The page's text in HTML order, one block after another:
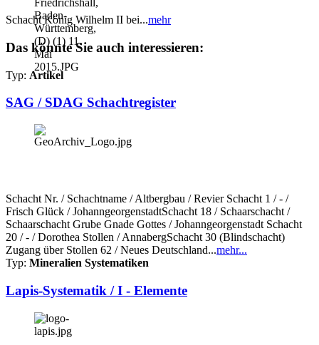
Schacht König Wilhelm II bei...mehr
Das könnte Sie auch interessieren:
Typ: Artikel
SAG / SDAG Schachtregister
Schacht Nr. / Schachtname / Altbergbau / Revier Schacht 1 / - /
Frisch Glück / JohanngeorgenstadtSchacht 18 / Schaarschacht /
Schaarschacht Grube Gnade Gottes / Johanngeorgenstadt Schacht
20 / - / Dorothea Stollen / AnnabergSchacht 30 (Blindschacht)
Zugang über Stollen 62 / Neues Deutschland...mehr...
Typ: Mineralien Systematiken
Lapis-Systematik / I - Elemente